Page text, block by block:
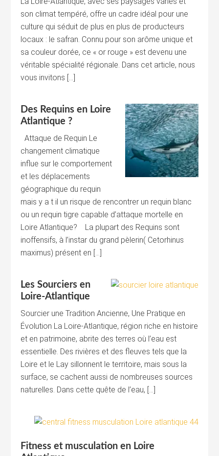
son climat tempéré, offre un cadre idéal pour une
culture qui séduit de plus en plus de producteurs
locaux : le safran. Connu pour son arôme unique et
sa couleur dorée, ce « or rouge » est devenu une
véritable spécialité régionale. Dans cet article, nous
vous invitons […]
Des Requins en Loire
Atlantique ?
Attaque de Requin Le
changement climatique
influe sur le comportement
et les déplacements
géographique du requin
mais y a t il un risque de rencontrer un requin blanc
ou un requin tigre capable d’attaque mortelle en
Loire Atlantique? La plupart des Requins sont
inoffensifs, à l’instar du grand pèlerin( Cetorhinus
maximus) présent en […]
Les Sourciers en
Loire-Atlantique
Sourcier une Tradition Ancienne, Une Pratique en
Évolution La Loire-Atlantique, région riche en histoire
et en patrimoine, abrite des terres où l’eau est
essentielle. Des rivières et des fleuves tels que la
Loire et le Lay sillonnent le territoire, mais sous la
surface, se cachent aussi de nombreuses sources
naturelles. Dans cette quête de l’eau, […]
Fitness et musculation en Loire